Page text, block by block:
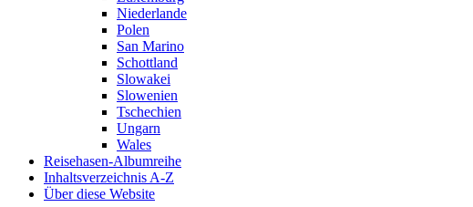
Niederlande
Polen
San Marino
Schottland
Slowakei
Slowenien
Tschechien
Ungarn
Wales
Reisehasen-Albumreihe
Inhaltsverzeichnis A-Z
Über diese Website